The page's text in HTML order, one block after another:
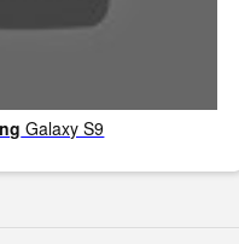
Galaxy S9